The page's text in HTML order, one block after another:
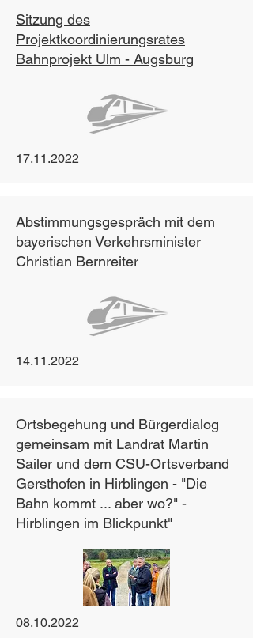
Sitzung des
Projektkoordinierungsrates
Bahnprojekt Ulm - Augsburg
17.11.2022
Abstimmungsgespräch mit dem
bayerischen Verkehrsminister
Christian Bernreiter
14.11.2022
Ortsbegehung und Bürgerdialog
gemeinsam mit Landrat Martin
Sailer und dem CSU-Ortsverband
Gersthofen in Hirblingen - "Die
Bahn kommt ... aber wo?" -
Hirblingen im Blickpunkt"
08.10.2022